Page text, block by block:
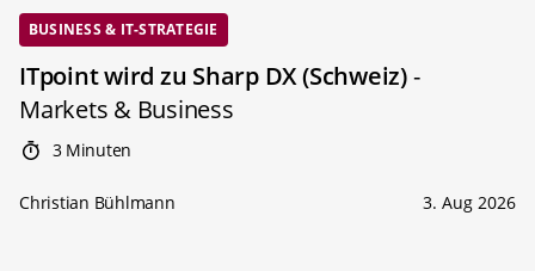
BUSINESS & IT-STRATEGIE
ITpoint wird zu Sharp DX (Schweiz)-
Markets & Business
3 Minuten
Christian Bühlmann 3. Aug 2026